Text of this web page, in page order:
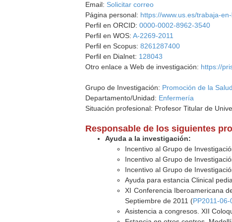
Email: Solicitar correo
Página personal: https://www.us.es/trabaja-
Perfil en ORCID:0000-0002-8962-3540
Perfil en WOS:A-2269-2011
Perfil en Scopus:8261287400
Perfil en Dialnet: 128043
Otro enlace a Web de investigación: https://
Grupo de Investigación: Promoción de la Salud
Departamento/Unidad: Enfermería
Situación profesional: Profesor Titular de
Responsable de los siguientes
Ayuda a la investigación:
Incentivo al Grupo de
Incentivo al Grupo de
Incentivo al Grupo de
Ayuda para estancia Clinical
XI Conferencia Iberoamericana
Septiembre de 2011 (PP2011-06-
Asistencia a congresos. XII